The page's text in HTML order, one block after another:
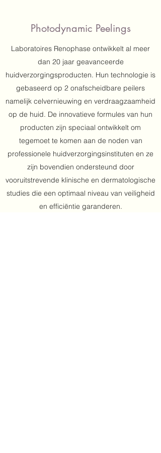
Photodynamic Peelings
Laboratoires Renophase ontwikkelt al meer
dan 20 jaar geavanceerde
huidverzorgingsproducten. Hun technologie is
gebaseerd op 2 onafscheidbare peilers
namelijk celvernieuwing en verdraagzaamheid
op de huid. De innovatieve formules van hun
producten zijn speciaal ontwikkelt om
tegemoet te komen aan de noden van
professionele huidverzorgingsinstituten en ze
zijn bovendien ondersteund door
vooruitstrevende klinische en dermatologische
studies die een optimaal niveau van veiligheid
en efficiëntie garanderen.